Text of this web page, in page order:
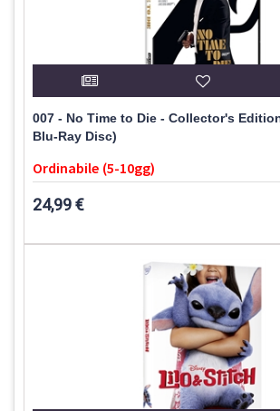
007 - No Time to Die - Collector's
Blu-Ray Disc)
Ordinabile (5-10gg)
24,99 €